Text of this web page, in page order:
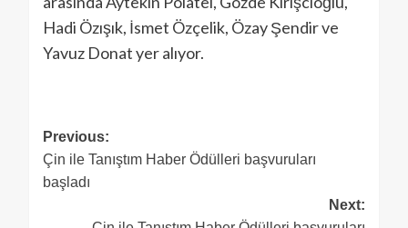
Hadi Özışık, İsmet Özçelik, Özay Şendir ve
Yavuz Donat yer alıyor.
Previous:
Çin ile Tanıştım Haber Ödülleri başvuruları
başladı
Next: